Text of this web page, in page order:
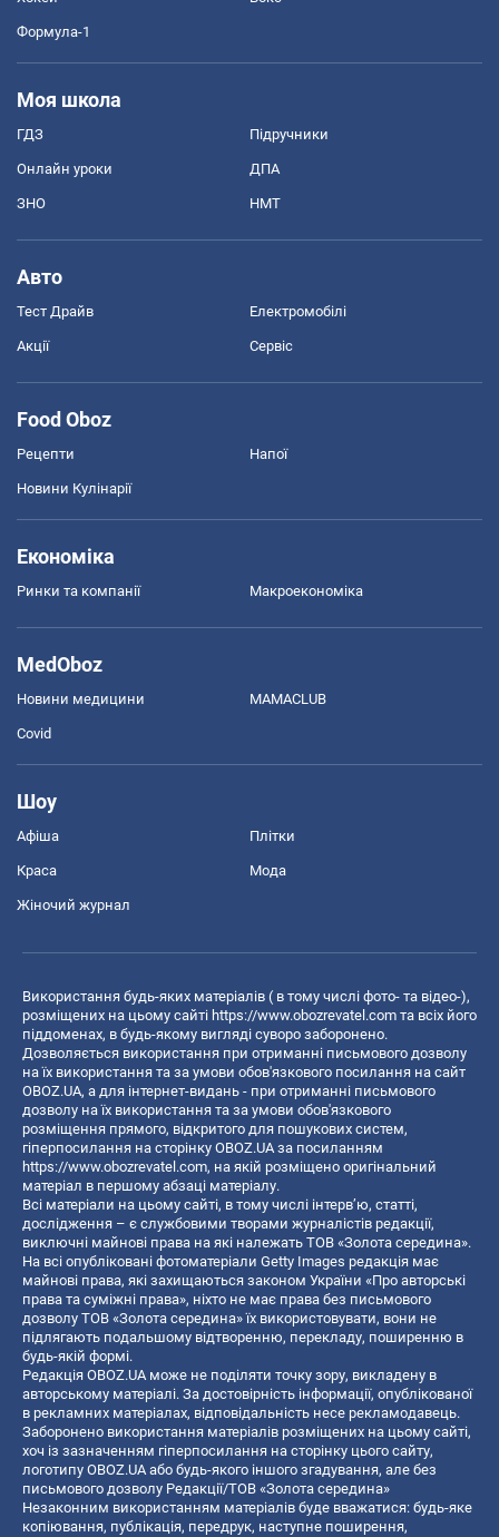
Формула-1
Моя школа
ГДЗ Підручники
Онлайн уроки ДПА
ЗНО НМТ
Авто
Тест Драйв Електромобілі
Акції Сервіс
Food Oboz
Рецепти Напої
Новини Кулінарії
Економіка
Ринки та компанії Макроекономіка
MedOboz
Новини медицини MAMACLUB
Covid
Шоу
Афіша Плітки
Краса Мода
Жіночий журнал
Використання будь-яких матеріалів ( в тому числі фото- та відео-),
розміщених на цьому сайті https://www.obozrevatel.com та всіх його
піддоменах, в будь-якому вигляді суворо заборонено.
Дозволяється використання при отриманні письмового дозволу
на їх використання та за умови обов'язкового посилання на сайт
OBOZ.UA, а для інтернет-видань - при отриманні письмового
дозволу на їх використання та за умови обов'язкового
розміщення прямого, відкритого для пошукових систем,
гіперпосилання на сторінку OBOZ.UA за посиланням
https://www.obozrevatel.com, на якій розміщено оригінальний
матеріал в першому абзаці матеріалу.
Всі матеріали на цьому сайті, в тому числі інтерв’ю, статті,
дослідження – є службовими творами журналістів редакції,
виключні майнові права на які належать ТОВ «Золота середина».
На всі опубліковані фотоматеріали Getty Images редакція має
майнові права, які захищаються законом України «Про авторські
права та суміжні права», ніхто не має права без письмового
дозволу ТОВ «Золота середина» їх використовувати, вони не
підлягають подальшому відтворенню, перекладу, поширенню в
будь-якій формі.
Редакція OBOZ.UA може не поділяти точку зору, викладену в
авторському матеріалі. За достовірність інформації, опублікованої
в рекламних матеріалах, відповідальність несе рекламодавець.
Заборонено використання матеріалів розміщених на цьому сайті,
хоч із зазначенням гіперпосилання на сторінку цього сайту,
логотипу OBOZ.UA або будь-якого іншого згадування, але без
письмового дозволу Редакції/ТОВ «Золота середина»
Незаконним використанням матеріалів буде вважатися: будь-яке
копiювання, публiкацiя, передрук, наступне поширення,